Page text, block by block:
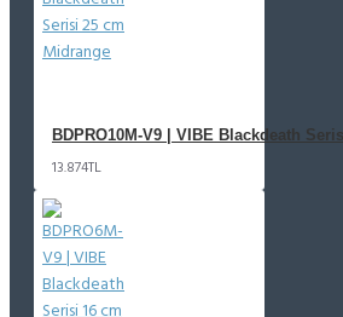
BDPRO10M-V9 | VIBE Blackdeath
13.874TL